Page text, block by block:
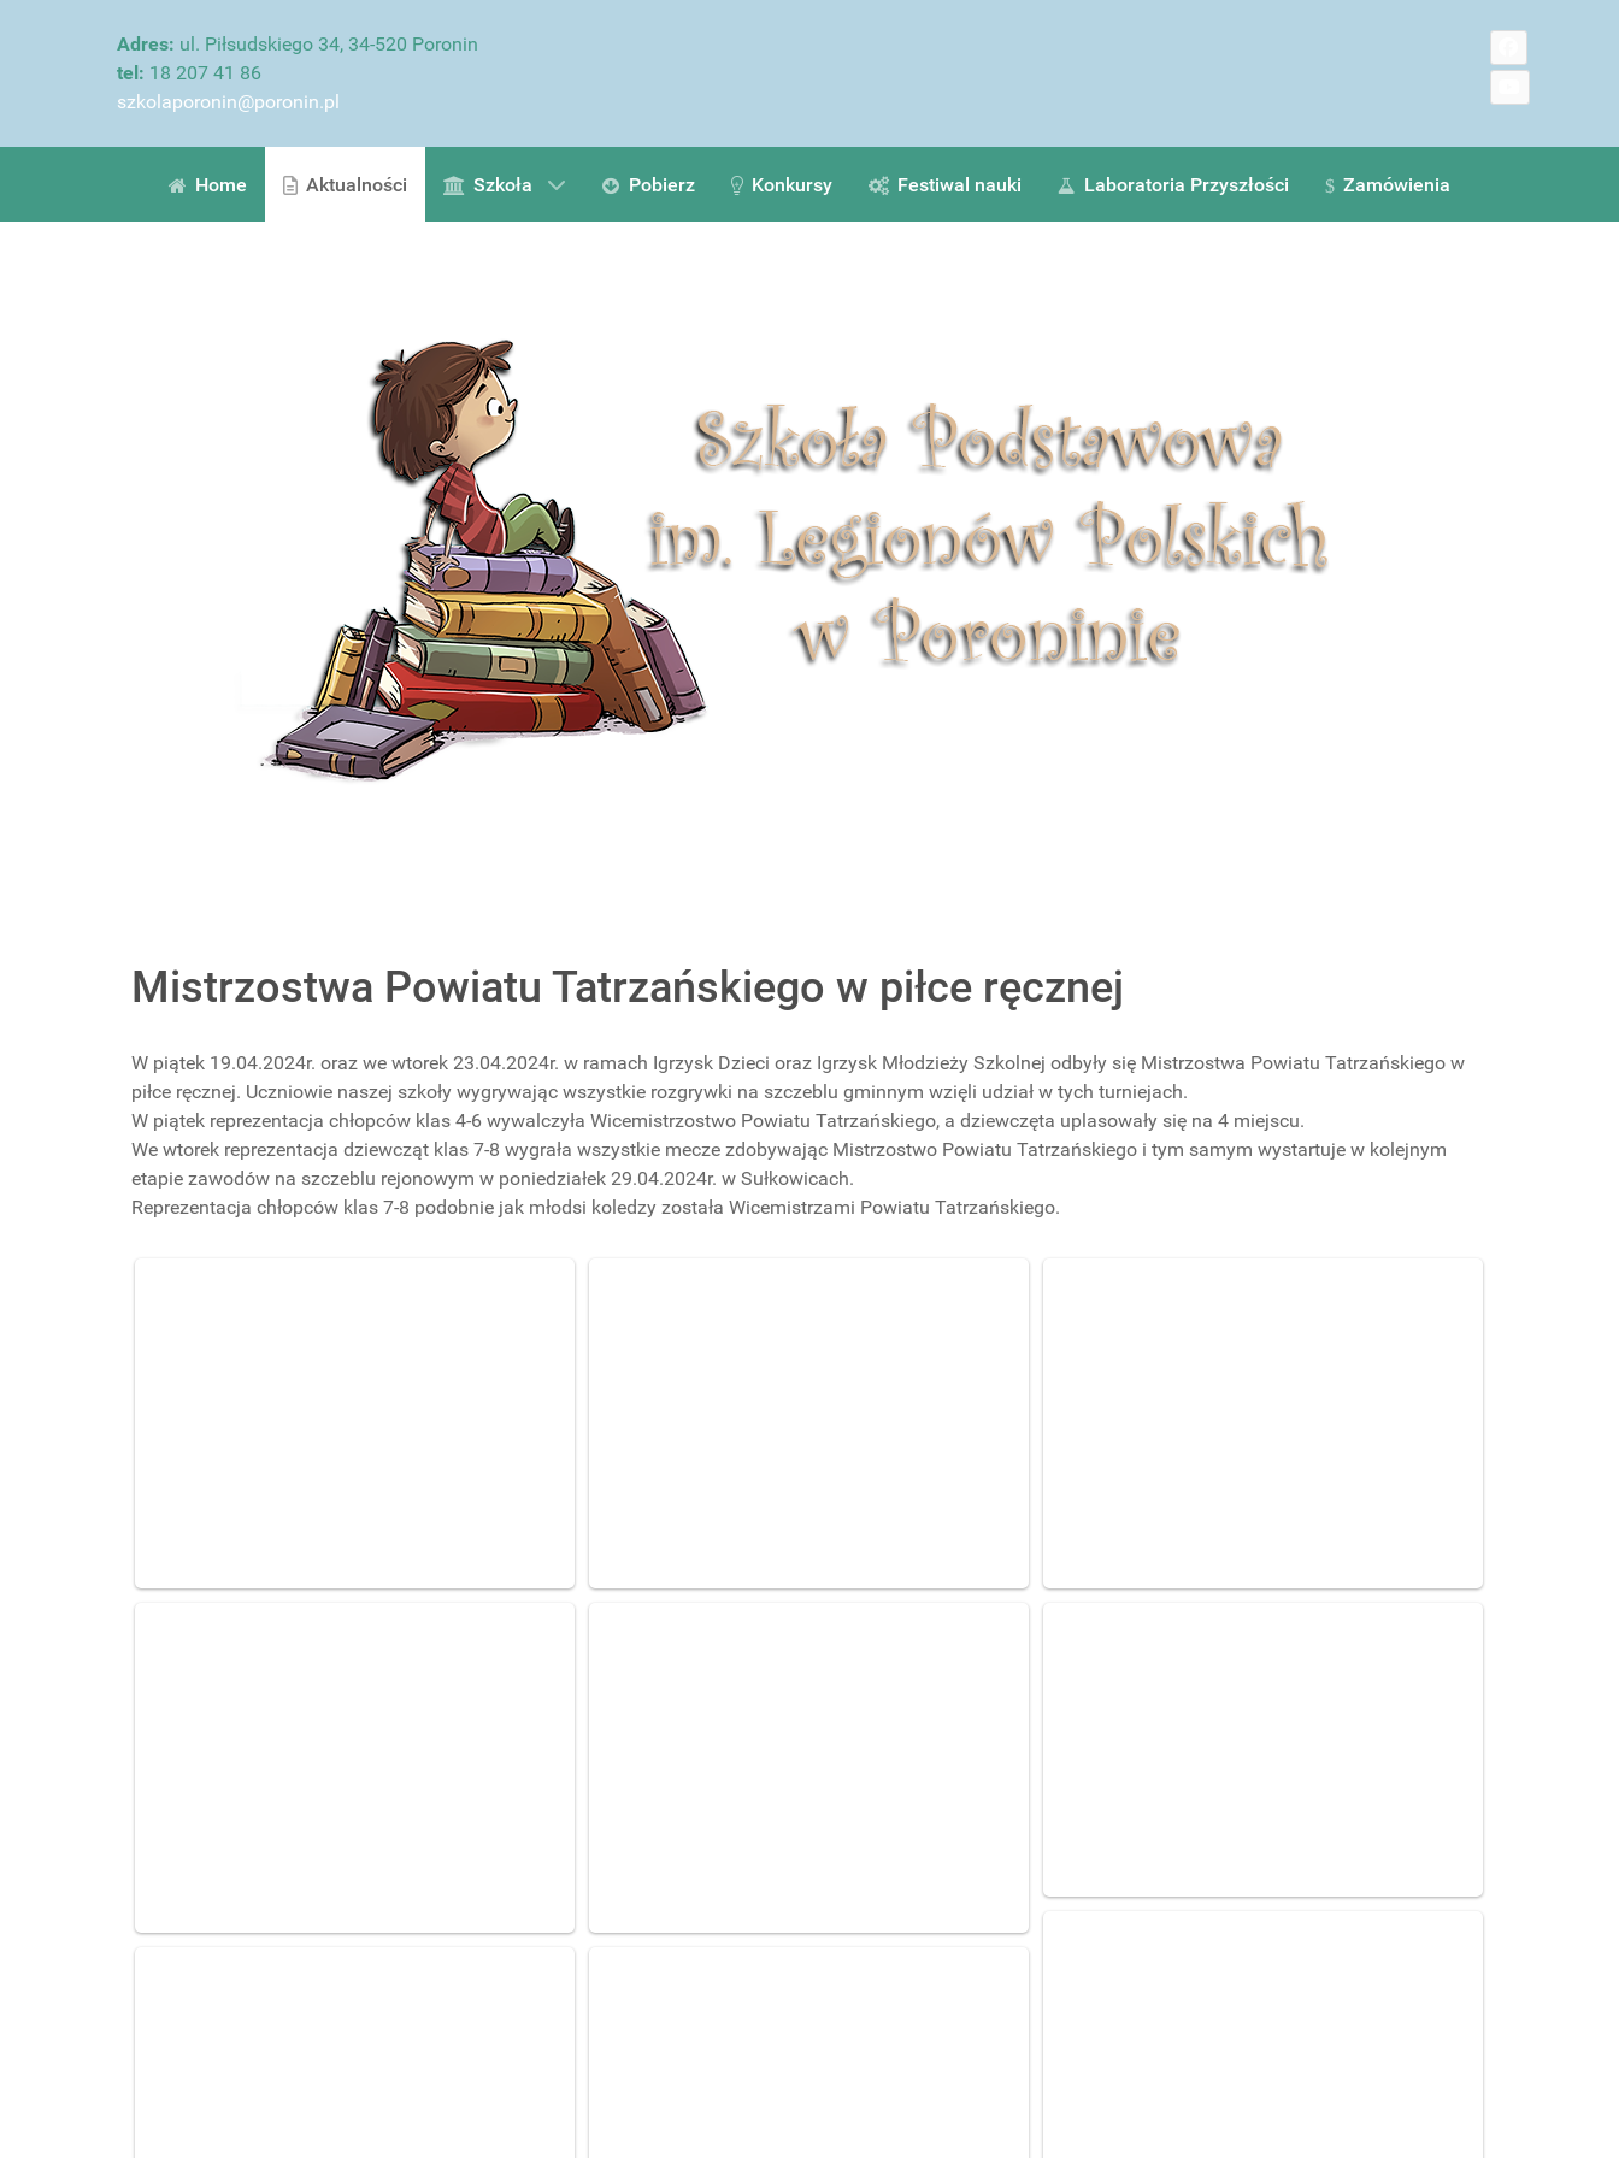
Adres: ul. Piłsudskiego 34, 34-520 Poronin
tel: 18 207 41 86
szkolaporonin@poronin.pl
Home Aktualności Szkoła Pobierz Konkursy Festiwal nauki Laboratoria Przyszłości Zamówienia
Mistrzostwa Powiatu Tatrzańskiego w piłce ręcznej
W piątek 19.04.2024r. oraz we wtorek 23.04.2024r. w ramach Igrzysk Dzieci oraz Igrzysk Młodzieży Szkolnej odbyły się Mistrzostwa Powiatu Tatrzańskiego w
piłce ręcznej. Uczniowie naszej szkoły wygrywając wszystkie rozgrywki na szczeblu gminnym wzięli udział w tych turniejach.
W piątek reprezentacja chłopców klas 4-6 wywalczyła Wicemistrzostwo Powiatu Tatrzańskiego, a dziewczęta uplasowały się na 4 miejscu.
We wtorek reprezentacja dziewcząt klas 7-8 wygrała wszystkie mecze zdobywając Mistrzostwo Powiatu Tatrzańskiego i tym samym wystartuje w kolejnym
etapie zawodów na szczeblu rejonowym w poniedziałek 29.04.2024r. w Sułkowicach.
Reprezentacja chłopców klas 7-8 podobnie jak młodsi koledzy została Wicemistrzami Powiatu Tatrzańskiego.